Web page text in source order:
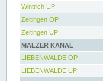
Wintrich UP
Zeltingen OP
Zeltingen UP
MALZER KANAL
LIEBENWALDE OP
LIEBENWALDE UP